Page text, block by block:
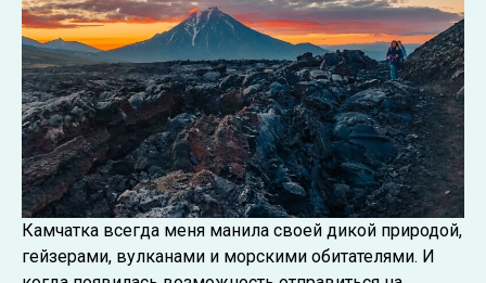
Камчатка всегда меня манила своей дикой природой,
гейзерами, вулканами и морскими обитателями. И